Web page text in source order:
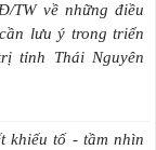
TW về những điều
lưu ý trong triển
tỉnh Thái Nguyên
khiếu tố - tầm nhìn